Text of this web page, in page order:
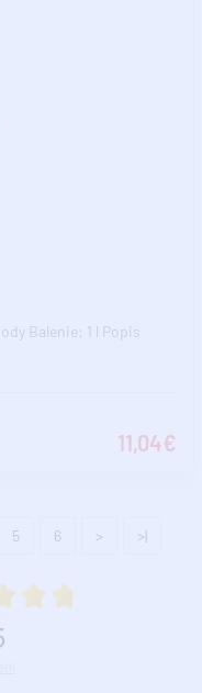
Balenie: 1 l Popis
11,04€
5 6 > >|
a recenzie zákazníkov
4.8 z 5